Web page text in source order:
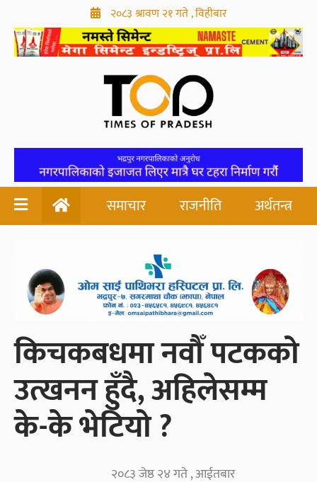
२०८३ श्रावण २१ गते , विहीबार
समाचार राजनीति अर्थतन्त्र
किचकबधमा नवौँ पटकको
उत्खनन हुँदै, अहिलेसम्म
के-के भेटियो ?
२०८३ जेष्ठ २४ गते , आईतबार